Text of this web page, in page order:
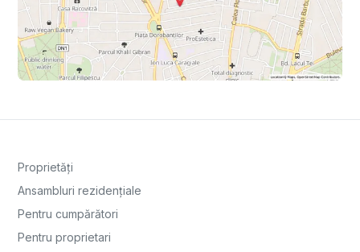
Proprietăți
Ansambluri rezidențiale
Pentru cumpărători
Pentru proprietari